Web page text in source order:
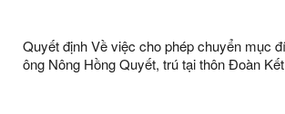
Quyết định Về việc cho phép chuyển mục
ông Nông Hồng Quyết, trú tại thôn Đoàn